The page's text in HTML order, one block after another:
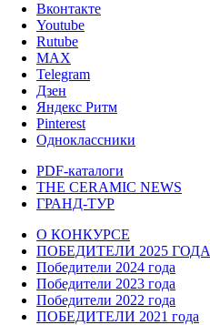
Вконтакте
Youtube
Rutube
MAX
Telegram
Дзен
Яндекс Ритм
Pinterest
Одноклассники
PDF-каталоги
THE CERAMIC NEWS
ГРАНД-ТУР
О КОНКУРСЕ
ПОБЕДИТЕЛИ 2025 ГОДА
Победители 2024 года
Победители 2023 года
Победители 2022 года
ПОБЕДИТЕЛИ 2021 года